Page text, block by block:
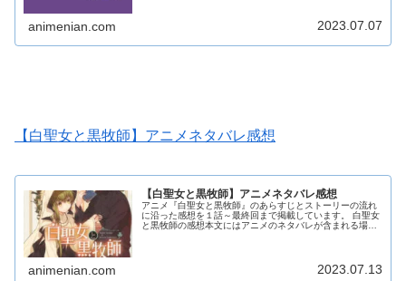
戦 第２期の感想本文にはアニメのネタバレが含まれる場合
animenian.com 2023.07.07
【白聖女と黒牧師】アニメネタバレ感想
【白聖女と黒牧師】アニメネタバレ感想
アニメ『白聖女と黒牧師』のあらすじとストーリーの流れ
に沿った感想を１話～最終回まで掲載しています。 白聖女
と黒牧師の感想本文にはアニメのネタバレが含まれる場合
animenian.com 2023.07.13